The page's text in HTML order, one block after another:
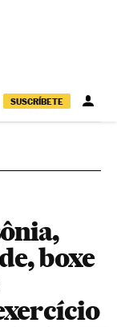
SUSCRÍBETE
boxe